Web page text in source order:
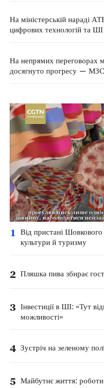
На міністерській нараді
цифрових технологій та ШІ
На непрямих переговорах
досягнуто прогресу —
1
Від пристані
культури й туризму
2 Пляшка пива збирає
3 Інвестиції в ШІ: «Тут
можливості»
4 Зустріч на зеленому
5 Майбутнє життя: